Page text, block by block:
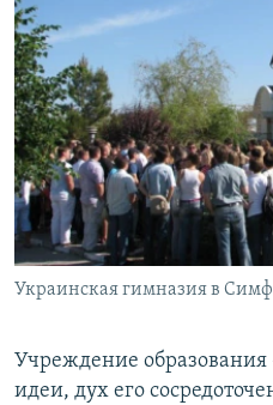
Украинская гимназия в
Учреждение образования
идеи, дух его